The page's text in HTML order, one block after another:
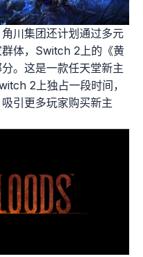
川集团还计划通过多元
体，Switch 2上的《黄
。这是一款任天堂新主
2上独占一段时间，
引更多玩家购买新主